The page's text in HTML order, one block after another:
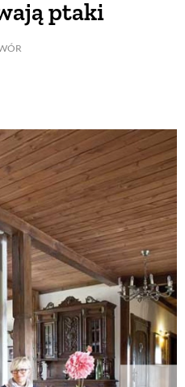
ptaki
DOM
I OWOCE
DOMU
OGRODU